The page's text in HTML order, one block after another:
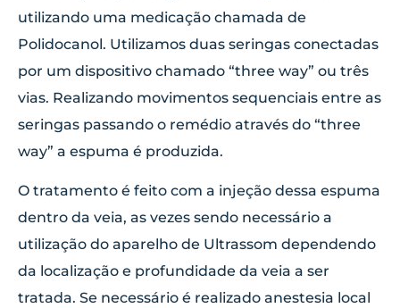
utilizando uma medicação chamada de
Polidocanol. Utilizamos duas seringas conectadas
por um dispositivo chamado “three way” ou três
vias. Realizando movimentos sequenciais entre as
seringas passando o remédio através do “three
way” a espuma é produzida.
O tratamento é feito com a injeção dessa espuma
dentro da veia, as vezes sendo necessário a
utilização do aparelho de Ultrassom dependendo
da localização e profundidade da veia a ser
tratada. Se necessário é realizado anestesia local